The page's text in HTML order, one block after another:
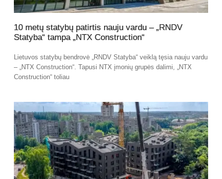
10 metų statybų patirtis nauju vardu – „RNDV
Statyba“ tampa „NTX Construction“
Lietuvos statybų bendrovė „RNDV Statyba“ veiklą tęsia nauju vardu
– „NTX Construction“. Tapusi NTX įmonių grupės dalimi, „NTX
Construction“ toliau